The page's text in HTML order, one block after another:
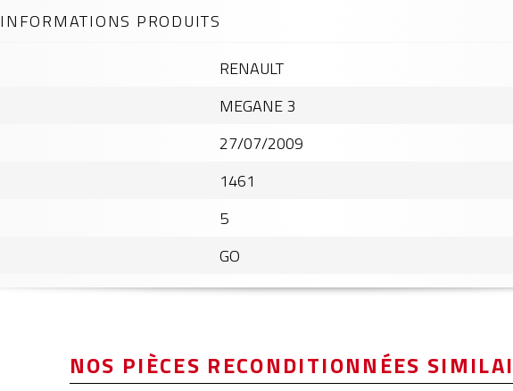
RENAULT
MEGANE 3
27/07/2009
1461
5
GO
INFORMATIONS PRODUITS
NOS PIÈCES RECONDITIONNÉES